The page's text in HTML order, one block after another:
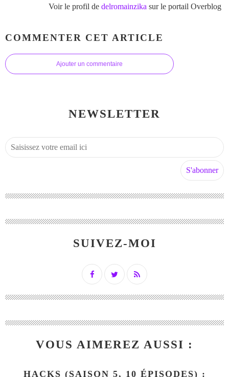
Voir le profil de delromainzika sur le portail Overblog
COMMENTER CET ARTICLE
Ajouter un commentaire
NEWSLETTER
SUIVEZ-MOI
VOUS AIMEREZ AUSSI :
HACKS (SAISON 5, 10 ÉPISODES) :